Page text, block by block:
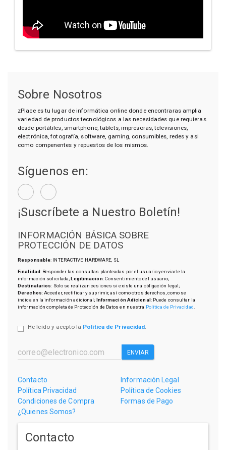
Sobre Nosotros
zPlace es tu lugar de informática online donde encontraras amplia
variedad de productos tecnológicos a las necesidades que requieras
desde portátiles, smartphone, tablets, impresoras, televisiones,
electrónica, fotografía, software, gaming, consumibles, redes y asi
como compenentes y repuestos de los mismos.
Síguenos en:
¡Suscríbete a Nuestro Boletín!
INFORMACIÓN BÁSICA SOBRE
PROTECCIÓN DE DATOS
Responsable: INTERACTIVE HARDWARE, SL
Finalidad: Responder las consultas planteadas por el usuario y enviarle la
información solicitada;Legitimación: Consentimiento del usuario;
Destinatarios: Solo se realizan cesiones si existe una obligación legal;
Derechos: Acceder, rectificar y suprimir, así como otros derechos, como se
indica en la información adicional; Información Adicional: Puede consultar la
información completa de Protección de Datos en nuestra Política de Privacidad
He leído y acepto la Política de Privacidad.
ENVIAR
Contacto
Información Legal
Política Privacidad
Política de Cookies
Condiciones de Compra
Formas de Pago
¿Quienes Somos?
Contacto